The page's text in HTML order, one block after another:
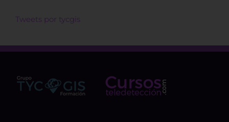
Tweets por tycgis